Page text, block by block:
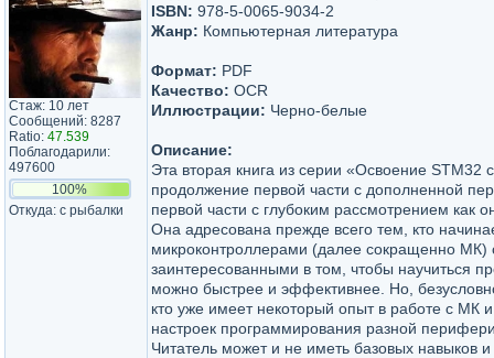
Стаж: 10 лет
Сообщений: 8287
Ratio: 47.539
Поблагодарили:
497600
100%
Откуда: с рыбалки
ISBN: 978-5-0065-9034-2
Жанр: Компьютерная литература
Формат: PDF
Качество: OCR
Иллюстрации: Черно-белые
Описание:
Эта вторая книга из серии «Освоение STM32
продолжение первой части с дополненной
первой части с глубоким рассмотрением как
Она адресована прежде всего тем, кто
микроконтроллерами (далее сокращенно МК)
заинтересованными в том, чтобы научиться
можно быстрее и эффективнее. Но,
кто уже имеет некоторый опыт в работе с МК и
настроек программирования разной
Читатель может и не иметь базовых навыков